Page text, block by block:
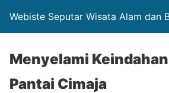
Webiste Seputar Wisata Alam dan
Menyelami
Pantai Cimaja